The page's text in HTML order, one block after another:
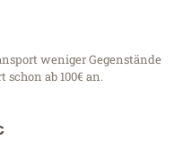
weniger Gegenstände
ab 100€ an.